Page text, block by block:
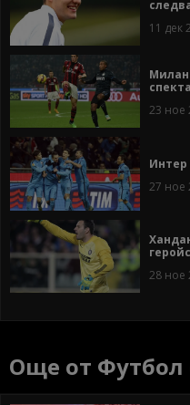
11 дек
Милан
23 ное
27 ное
28 ное
Още от Футбол